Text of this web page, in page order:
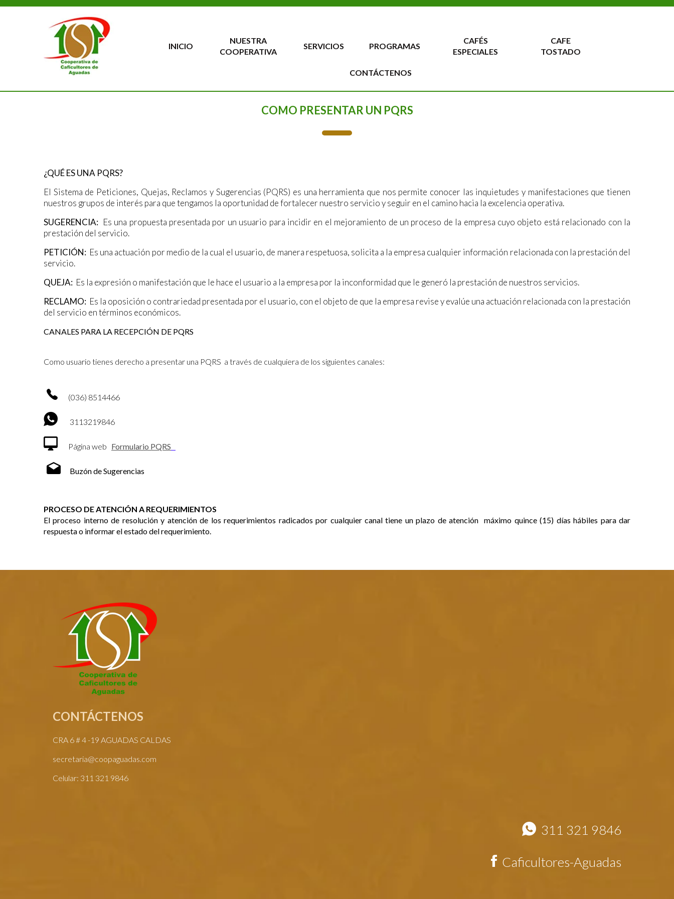
INICIO
NUESTRA
COOPERATIVA
SERVICIOS PROGRAMAS
CAFÉS
ESPECIALES
CAFE
TOSTADO
CONTÁCTENOS
COMO PRESENTAR UN PQRS
¿QUÉ ES UNA PQRS?
El Sistema de Peticiones, Quejas, Reclamos y Sugerencias (PQRS) es una herramienta que nos permite conocer las inquietudes y manifestaciones que tienen
nuestros grupos de interés para que tengamos la oportunidad de fortalecer nuestro servicio y seguir en el camino hacia la excelencia operativa.
SUGERENCIA: Es una propuesta presentada por un usuario para incidir en el mejoramiento de un proceso de la empresa cuyo objeto está relacionado con la
prestación del servicio.
PETICIÓN: Es una actuación por medio de la cual el usuario, de manera respetuosa, solicita a la empresa cualquier información relacionada con la prestación del
servicio.
QUEJA: Es la expresión o manifestación que le hace el usuario a la empresa por la inconformidad que le generó la prestación de nuestros servicios.
RECLAMO: Es la oposición o contrariedad presentada por el usuario, con el objeto de que la empresa revise y evalúe una actuación relacionada con la prestación
del servicio en términos económicos.
CANALES PARA LA RECEPCIÓN DE PQRS
Como usuario tienes derecho a presentar una PQRS a través de cualquiera de los siguientes canales:
(036) 8514466
3113219846
Página web Formulario PQRS
Buzón de Sugerencias
PROCESO DE ATENCIÓN A REQUERIMIENTOS
El proceso interno de resolución y atención de los requerimientos radicados por cualquier canal tiene un plazo de atención máximo quince (15) días hábiles para dar
respuesta o informar el estado del requerimiento.
CONTÁCTENOS
CRA 6 # 4 -19 AGUADAS CALDAS
secretaria@coopaguadas.com
Celular: 311 321 9846
311 321 9846
Caficultores-Aguadas